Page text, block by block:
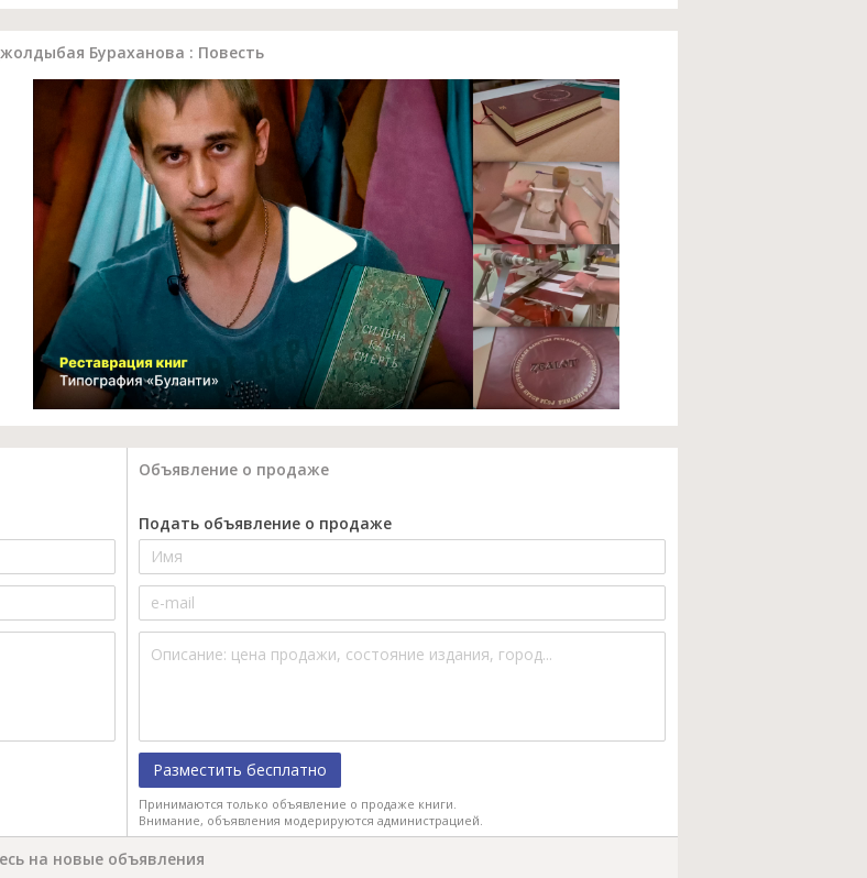
Бураханова : Повесть
Объявление о продаже
Подать объявление о продаже
Разместить бесплатно
Принимаются только объявление о продаже книги.
Внимание, объявления модерируются администрацией.
на новые объявления